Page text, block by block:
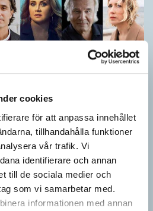
cookies
för att anpassa innehållet
tillhandahålla funktioner
vår trafik. Vi
identifierare och annan
till de sociala medier och
som vi samarbetar med.
informationen med annan
(Kviss #626)
om berömda svenska
hämtade från Wikipedia. Men vilka